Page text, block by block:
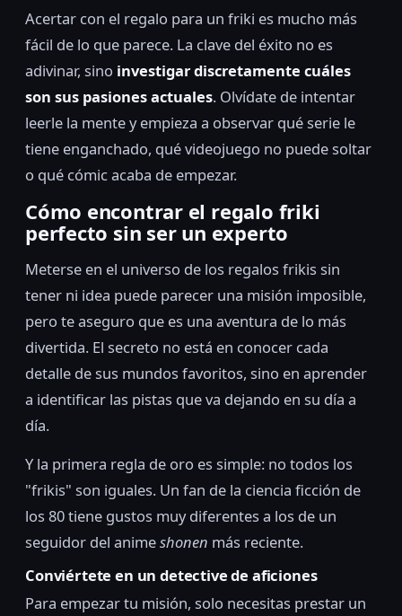
Acertar con el regalo para un friki es mucho más
fácil de lo que parece. La clave del éxito no es
adivinar, sino investigar discretamente cuáles
son sus pasiones actuales. Olvídate de intentar
leerle la mente y empieza a observar qué serie le
tiene enganchado, qué videojuego no puede soltar
o qué cómic acaba de empezar.
Cómo encontrar el regalo friki
perfecto sin ser un experto
Meterse en el universo de los regalos frikis sin
tener ni idea puede parecer una misión imposible,
pero te aseguro que es una aventura de lo más
divertida. El secreto no está en conocer cada
detalle de sus mundos favoritos, sino en aprender
a identificar las pistas que va dejando en su día a
día.
Y la primera regla de oro es simple: no todos los
"frikis" son iguales. Un fan de la ciencia ficción de
los 80 tiene gustos muy diferentes a los de un
seguidor del animeshonen más reciente.
Conviértete en un detective de aficiones
Para empezar tu misión, solo necesitas prestar un